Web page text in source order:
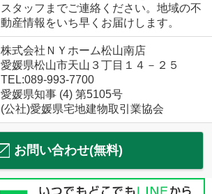
スタッフまでご連絡ください。地域の不
動産情報をいち早くお届けします。
株式会社ＮＹホーム松山南店
愛媛県松山市天山３丁目１４－２５
TEL:089-993-7700
愛媛県知事 (4) 第5105号
(公社)愛媛県宅地建物取引業協会
お問い合わせ(無料)